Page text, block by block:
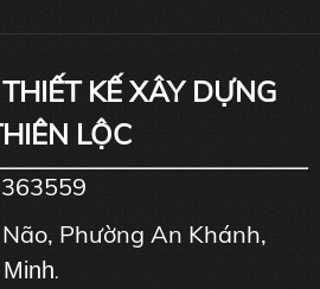
KẾ XÂY DỰNG
LỘC
Phường An Khánh,
.